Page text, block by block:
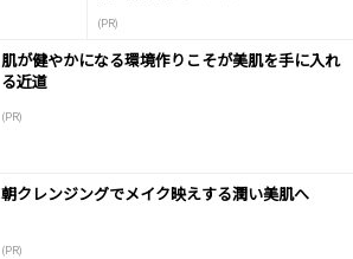
(PR)
肌が健やかになる環境作りこそが美肌を手に入れ
る近道
(PR)
朝クレンジングでメイク映えする潤い美肌へ
(PR)